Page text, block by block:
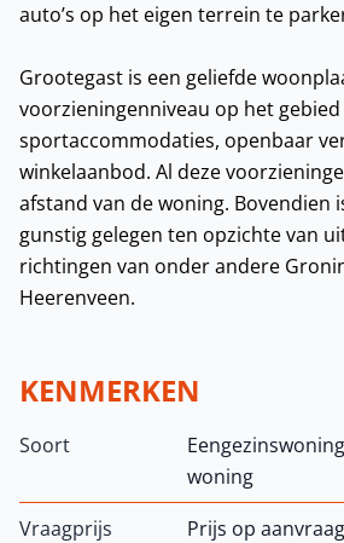
auto’s op het eigen terrein te
Grootegast is een geliefde
voorzieningenniveau op het
sportaccommodaties, openbaar
winkelaanbod. Al deze
afstand van de woning. Bovendien
gunstig gelegen ten opzichte van
richtingen van onder andere
Heerenveen.
KENMERKEN
Soort
woning
Vraagprijs
Prijs op aanvraag